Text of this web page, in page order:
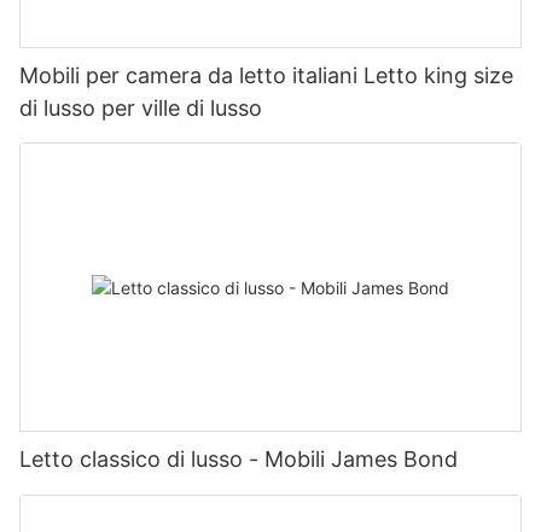
Mobili per camera da letto italiani Letto king size
di lusso per ville di lusso
Letto classico di lusso - Mobili James Bond